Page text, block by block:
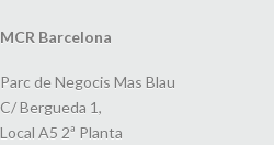
MCR Barcelona
Parc de Negocis Mas Blau
C/ Bergueda 1,
Local A5 2ª Planta